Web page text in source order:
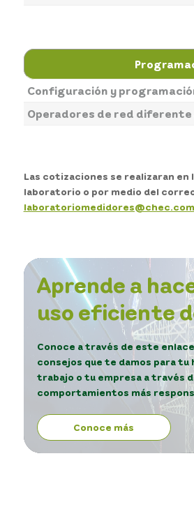
Configuración y
Operadores de red diferente
Las cotizaciones se realizaran en
laboratorio o por medio del
Aprende a
uso eficiente
servicio de
Conoce a través de este
consejos que te damos para tu
trabajo o tu empresa a través
comportamientos más
Conoce más